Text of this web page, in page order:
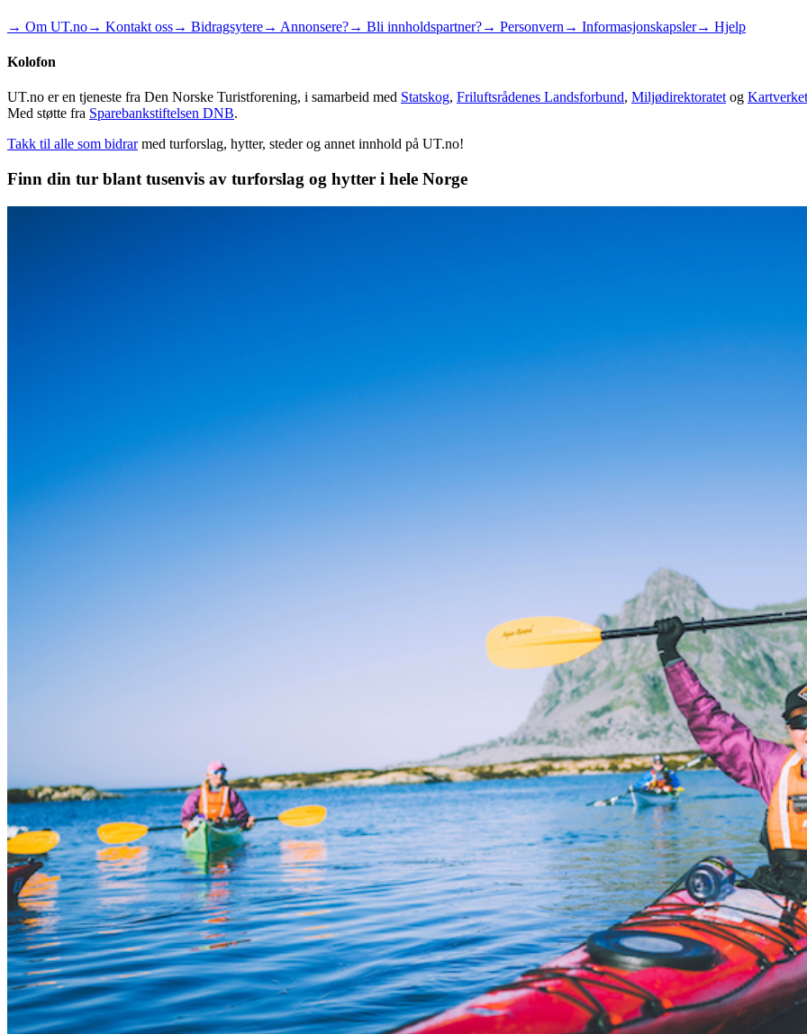
→ Om UT.no→ Kontakt oss→ Bidragsytere→ Annonsere?→ Bli innholdspartner?→ Personvern → Informasjonskapsler→ Hjelp
Kolofon
UT.no er en tjeneste fra Den Norske Turistforening, i samarbeid med Statskog, Friluftsrådenes Landsforbund, Miljødirektoratet og Kartverket
Med støtte fra Sparebankstiftelsen DNB.
Takk til alle som bidrar med turforslag, hytter, steder og annet innhold på UT.no!
Finn din tur blant tusenvis av turforslag og hytter i hele Norge